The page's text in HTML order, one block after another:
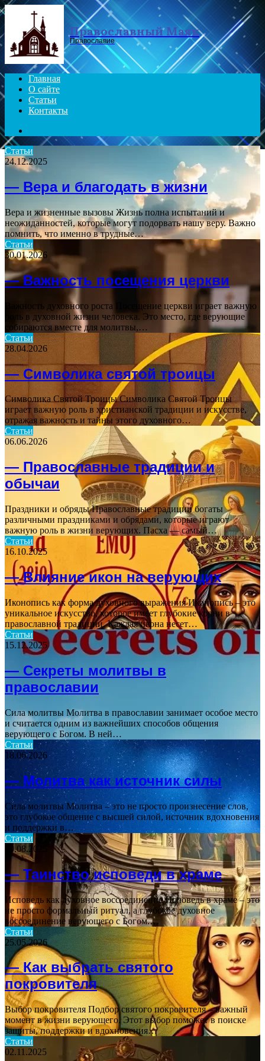
Menu
Православный Маяк
Православие
Главная
О сайте
Статьи
Контакты
Статьи
24.12.2025
— Вера и благодать в жизни
Вера и жизненные вызовы Жизнь полна испытаний и
неожиданностей, которые могут подорвать нашу веру. Важно
помнить, что именно в трудные…
Статьи
30.01.2026
— Важность посещения церкви
Важность духовного роста Посещение церкви играет важную
роль в духовной жизни человека. Это место, где верующие
собираются вместе для молитвы,…
Статьи
28.04.2026
— Символика святой троицы
Символика Святой Троицы Символика Святой Троицы
играет важную роль в христианской традиции и искусстве,
отражая важность и тайны этого духовного…
Статьи
06.06.2026
— Православные традиции и
обычаи
Праздники и обряды Православные традиции богаты
различными праздниками и обрядами, которые играют
важную роль в жизни верующих. Пасха — самый…
Статьи
16.10.2025
— Влияние икон на верующих
Иконопись как форма духовного выражения Иконопись – это
уникальное искусство, которое имеет глубокие корни в
православной традиции. Каждая икона несет…
Статьи
15.12.2025
— Секреты молитвы в
православии
Сила молитвы Молитва в православии занимает особое место
и считается одним из важнейших способов общения
верующего с Богом. В ней…
Статьи
18.06.2026
— Молитва как источник силы
Сила молитвы Молитва – это не просто произнесение слов,
это глубокое общение с высшей силой, источник вдохновения
и поддержки в…
Статьи
19.08.2025
— Таинство исповеди в храме
Исповедь как духовное воссоединение Исповедь в храме – это
не просто формальный ритуал, а глубокое духовное
воссоединение верующего с Богом.…
Статьи
25.05.2026
— Как выбрать святого
покровителя
Выбор покровителя Подбор святого покровителя – важный
момент в жизни верующего. Этот выбор поможет в поиске
защиты, поддержки и вдохновения…
Статьи
02.11.2025